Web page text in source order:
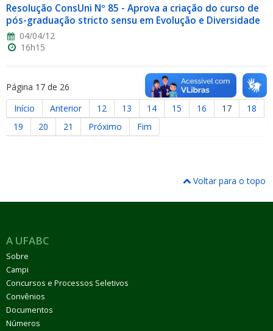
Resolução ConsUni Nº 85 - Aprova a criação do curso de
pós-graduação stricto sensu em Evolução e Diversidade
04/04/12
16h15
Página 17 de 26
Início
Anterior 12 13 14 15 16 17
18
19
20 21 Próximo Fim
Voltar para o topo
A UFABC
Sobre
Campi
Concursos e Processos Seletivos
Convênios
Documentos
Números